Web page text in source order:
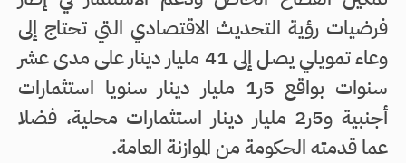
فرضيات رؤية التحديث الاقتصادي التي تحتاج إلى
وعاء تمويلي يصل إلى 41 مليار دينار على مدى عشر
سنوات بواقع 5ر1 مليار دينار سنويا استثمارات
أجنبية و5ر2 مليار دينار استثمارات محلية، فضلا
عما قدمته الحكومة من الموازنة العامة.